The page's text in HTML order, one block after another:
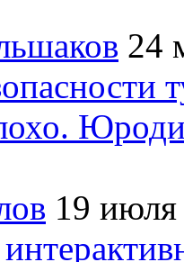
24
19